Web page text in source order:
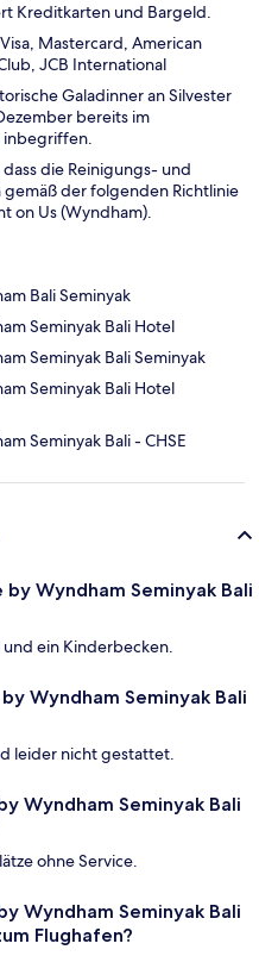
Kreditkarten und Bargeld.
Mastercard, American
JCB International
Galadinner an Silvester
bereits im
inbegriffen.
die Reinigungs- und
der folgenden Richtlinie
on Us (Wyndham).
Bali Seminyak
Seminyak Bali Hotel
Seminyak Bali Seminyak
Seminyak Bali Hotel
Seminyak Bali - CHSE
Wyndham Seminyak Bali
ein Kinderbecken.
Wyndham Seminyak Bali
leider nicht gestattet.
Wyndham Seminyak Bali
ohne Service.
Wyndham Seminyak Bali
Flughafen?